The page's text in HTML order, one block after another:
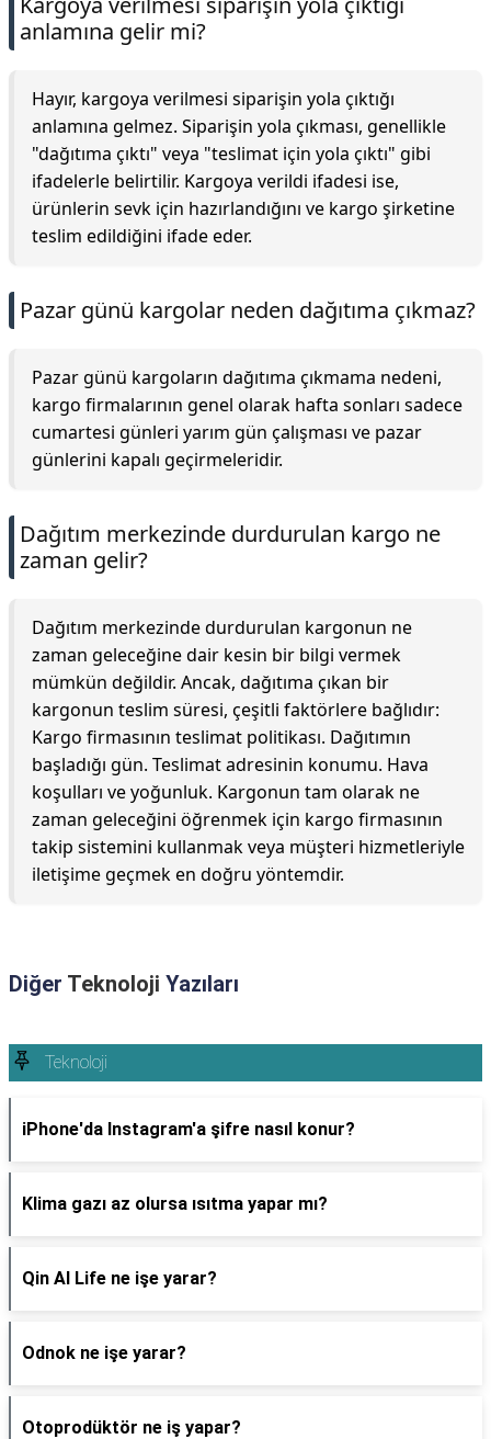
anlamına gelir mi?
Hayır, kargoya verilmesi siparişin yola çıktığı
anlamına gelmez. Siparişin yola çıkması, genellikle
"dağıtıma çıktı" veya "teslimat için yola çıktı" gibi
ifadelerle belirtilir. Kargoya verildi ifadesi ise,
ürünlerin sevk için hazırlandığını ve kargo şirketine
teslim edildiğini ifade eder.
Pazar günü kargolar neden dağıtıma çıkmaz?
Pazar günü kargoların dağıtıma çıkmama nedeni,
kargo firmalarının genel olarak hafta sonları sadece
cumartesi günleri yarım gün çalışması ve pazar
günlerini kapalı geçirmeleridir.
Dağıtım merkezinde durdurulan kargo ne
zaman gelir?
Dağıtım merkezinde durdurulan kargonun ne
zaman geleceğine dair kesin bir bilgi vermek
mümkün değildir. Ancak, dağıtıma çıkan bir
kargonun teslim süresi, çeşitli faktörlere bağlıdır:
Kargo firmasının teslimat politikası. Dağıtımın
başladığı gün. Teslimat adresinin konumu. Hava
koşulları ve yoğunluk. Kargonun tam olarak ne
zaman geleceğini öğrenmek için kargo firmasının
takip sistemini kullanmak veya müşteri hizmetleriyle
iletişime geçmek en doğru yöntemdir.
Diğer Teknoloji Yazıları
Teknoloji
iPhone'da Instagram'a şifre nasıl konur?
Klima gazı az olursa ısıtma yapar mı?
Qin AI Life ne işe yarar?
Odnok ne işe yarar?
Otoprodüktör ne iş yapar?